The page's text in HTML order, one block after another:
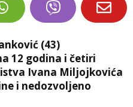
(43)
12 godina i četiri
Ivana Miljojkovića
i nedozvoljeno